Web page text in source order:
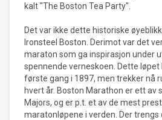
kalt "The Boston Tea Party".
Det var ikke dette historiske
Ironsteel Boston. Derimot var det
maraton som ga inspirasjon under
spennende verneskoen. Dette
første gang i 1897, men trekker nå
hvert år. Boston Marathon er ett av
Majors, og er p.t. et av de mest
maratonløpene i verden. Der trengs